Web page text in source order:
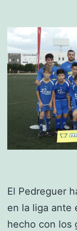
El Pedreguer
en la liga ante
hecho con los